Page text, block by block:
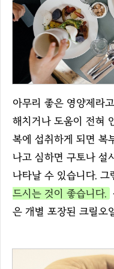
아무리 좋은 영양제라
해치거나 도움이 전혀
복에 섭취하게 되면 복
나고 심하면 구토나 설
나타날 수 있습니다. 그
드시는 것이 좋습니다.
은 개별 포장된 크릴오